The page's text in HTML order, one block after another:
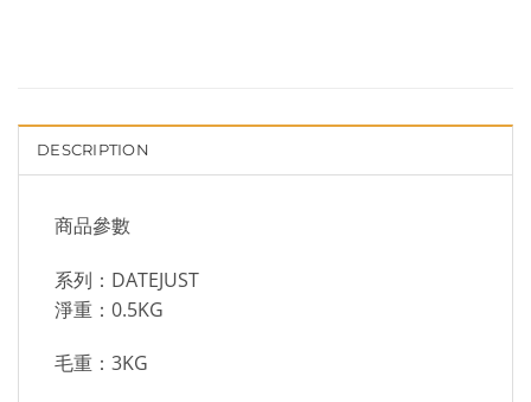
DESCRIPTION
商品參數
系列：DATEJUST
淨重：0.5KG
毛重：3KG